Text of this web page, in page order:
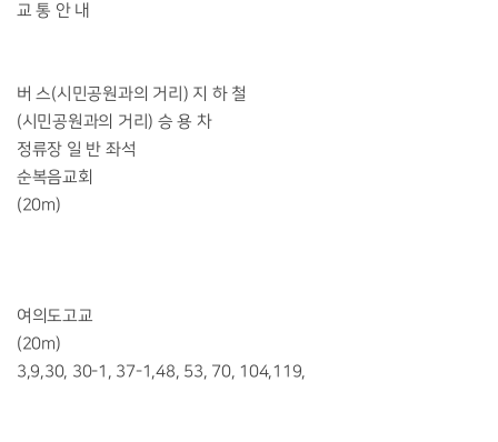
교 통 안 내
버 스(시민공원과의 거리) 지 하 철
(시민공원과의 거리) 승 용 차
정류장 일 반 좌석
순복음교회
(20m)
여의도고교
(20m)
3,9,30, 30-1, 37-1,48, 53, 70, 104,119,